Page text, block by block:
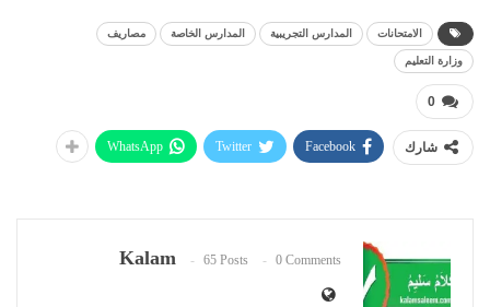
الامتحانات المدارس التجريبية المدارس الخاصة مصاريف
وزارة التعليم
0
شارك Facebook
Twitter
WhatsApp
Kalam 65 Posts 0 Comments